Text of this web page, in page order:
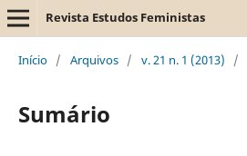
Revista Estudos Feministas
Início / Arquivos / v. 21 n. 1 (2013) /
Sumário